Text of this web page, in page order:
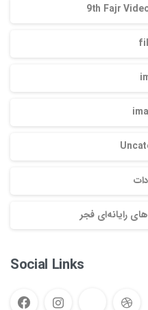
9th Fajr
رایانه‌ای فجر
Social Links